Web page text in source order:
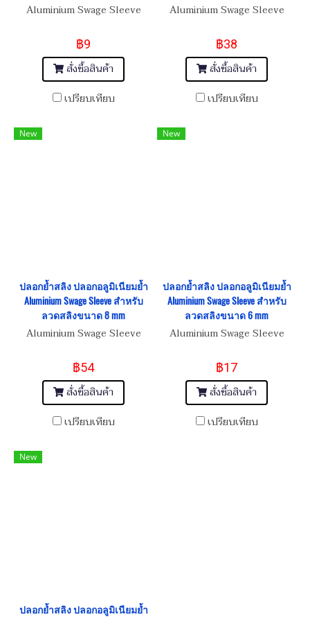
Aluminium Swage Sleeve
฿9
สั่งซื้อสินค้า
เปรียบเทียบ
Aluminium Swage Sleeve
฿38
สั่งซื้อสินค้า
เปรียบเทียบ
New
ปลอกย้ำสลิง ปลอกอลูมิเนียมย้ำ
Aluminium Swage Sleeve สำหรับ
ลวดสลิงขนาด 8 mm
Aluminium Swage Sleeve
฿54
สั่งซื้อสินค้า
เปรียบเทียบ
New
ปลอกย้ำสลิง ปลอกอลูมิเนียมย้ำ
Aluminium Swage Sleeve สำหรับ
ลวดสลิงขนาด 6 mm
Aluminium Swage Sleeve
฿17
สั่งซื้อสินค้า
เปรียบเทียบ
New
ปลอกย้ำสลิง ปลอกอลูมิเนียมย้ำ